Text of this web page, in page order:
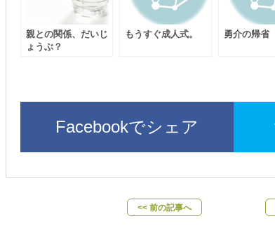
親との関係、だいじ
ょうぶ？
もうすぐ成人式。 勇介の帰省
Facebookでシェア
<< 前の記事へ